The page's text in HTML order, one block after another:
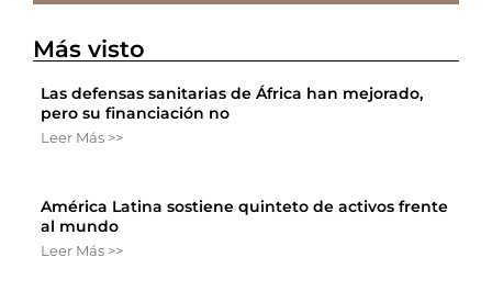
Más visto
Las defensas sanitarias de África han mejorado,
pero su financiación no
Leer Más >>
América Latina sostiene quinteto de activos frente
al mundo
Leer Más >>